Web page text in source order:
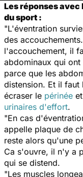
Les réponses avec
du sport :
"L'éventration
des
l'accouchement, il
abdominaux qui
parce que les
distension. Et il
écraser le périnée
urinaires d'effort.
"En cas
appelle plaque de
reste alors qu'une
Ca s'ouvre, il n'y a
qui se distend.
"Les muscles